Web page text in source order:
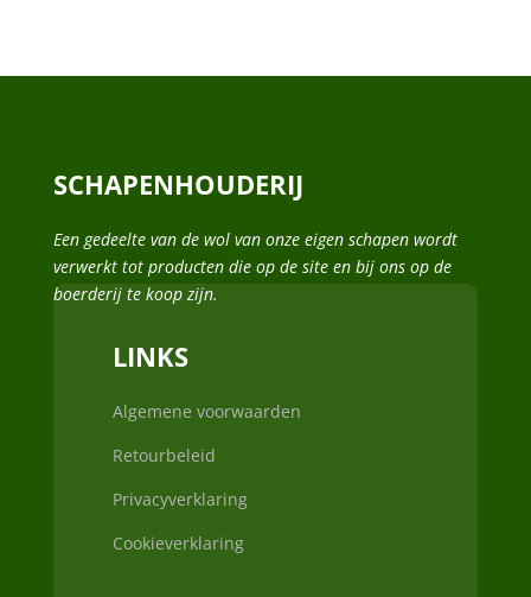
SCHAPENHOUDERIJ
Een gedeelte van de wol van onze eigen schapen wordt
verwerkt tot producten die op de site en bij ons op de
boerderij te koop zijn.
LINKS
Algemene voorwaarden
Retourbeleid
Privacyverklaring
Cookieverklaring